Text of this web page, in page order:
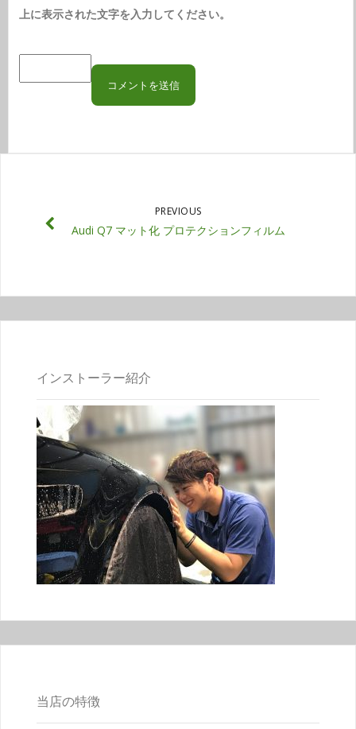
上に表示された文字を入力してください。
PREVIOUS
Audi Q7 マット化 プロテクションフィルム
インストーラー紹介
当店の特徴